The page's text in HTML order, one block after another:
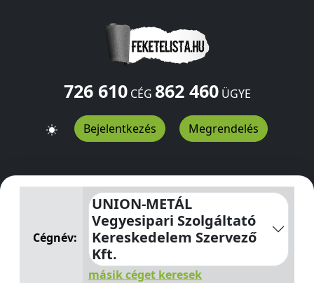
726 610CÉG 862 460ÜGYE
Bejelentkezés Megrendelés
UNION-METÁL Vegyesipari Szolgáltató Kereskedelem
Cégnév:
UNION-METÁL
Vegyesipari Szolgáltató
Kereskedelem Szervező
Kft.
másik céget keresek